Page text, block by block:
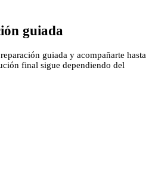
guiada
guiada y acompañarte hasta
final sigue dependiendo del